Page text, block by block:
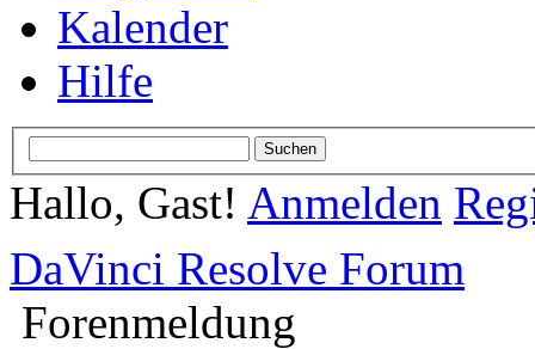
Kalender
Hilfe
Hallo, Gast! Anmelden
DaVinci Resolve Forum
Forenmeldung